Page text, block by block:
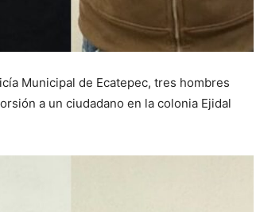
Municipal de Ecatepec, tres hombres
a un ciudadano en la colonia Ejidal